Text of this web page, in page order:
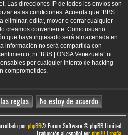
Las direcciones IP de todos los envíos son
estas condiciones. Acuerda que “BBS |
eliminar, editar, mover o cerrar cualquier
creamos conveniente. Como usuario
que haya ingresado será almacenada en
información no será compartida con
ni “BBS | ONSA Venezuela” ni
por cualquier intento de hacking
comprometidos.
porphpBB® Forum Software © phpBB Limited
Traducción al español porphpBB España